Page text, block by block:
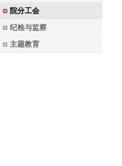
院分工会
纪检与监察
主题教育